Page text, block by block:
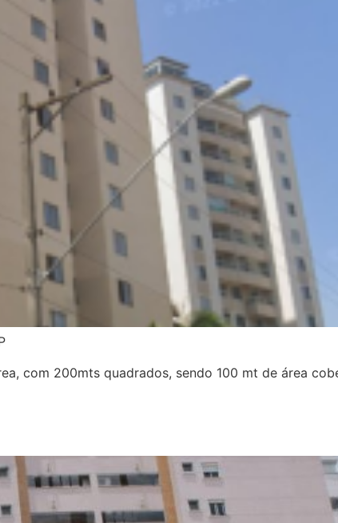
com 200mts quadrados, sendo 100 mt de área